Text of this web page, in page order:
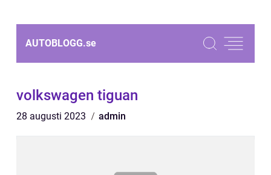
AUTOBLOGG.se
volkswagen tiguan
28 augusti 2023 admin